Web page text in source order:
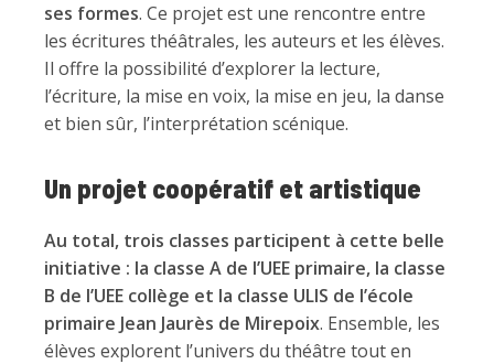
ses formes. Ce projet est une rencontre entre
les écritures théâtrales, les auteurs et les élèves.
Il offre la possibilité d’explorer la lecture,
l’écriture, la mise en voix, la mise en jeu, la danse
et bien sûr, l’interprétation scénique.
Un projet coopératif et artistique
Au total, trois classes participent à cette belle
initiative : la classe A de l’UEE primaire, la classe
B de l’UEE collège et la classe ULIS de l’école
primaire Jean Jaurès de Mirepoix. Ensemble, les
élèves explorent l’univers du théâtre tout en